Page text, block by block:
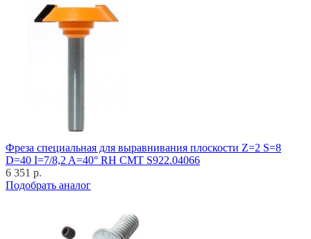
Фреза специальная для выравнивания плоскости Z=2 S=8
D=40 I=7/8,2 A=40° RH CMT S922.04066
6 351 р.
Подобрать аналог